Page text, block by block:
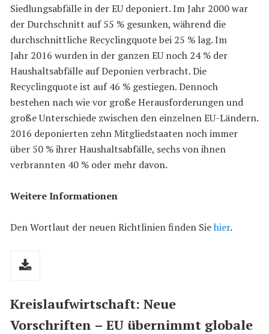
Siedlungsabfälle in der EU deponiert. Im Jahr 2000 war
der Durchschnitt auf 55 % gesunken, während die
durchschnittliche Recyclingquote bei 25 % lag. Im
Jahr 2016 wurden in der ganzen EU noch 24 % der
Haushaltsabfälle auf Deponien verbracht. Die
Recyclingquote ist auf 46 % gestiegen. Dennoch
bestehen nach wie vor große Herausforderungen und
große Unterschiede zwischen den einzelnen EU-Ländern.
2016 deponierten zehn Mitgliedstaaten noch immer
über 50 % ihrer Haushaltsabfälle, sechs von ihnen
verbrannten 40 % oder mehr davon.
Weitere Informationen
Den Wortlaut der neuen Richtlinien finden Siehier.
Kreislaufwirtschaft: Neue
Vorschriften – EU übernimmt globale